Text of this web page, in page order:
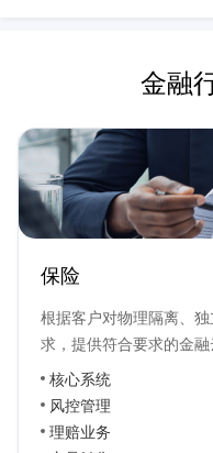
金融
保险
根据客户对物理隔离、
求，提供符合要求的金融
核心系统
风控管理
理赔业务